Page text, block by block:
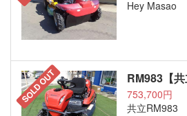
Hey Masao
SOLD OUT RM983【共
753,700円
共立RM983